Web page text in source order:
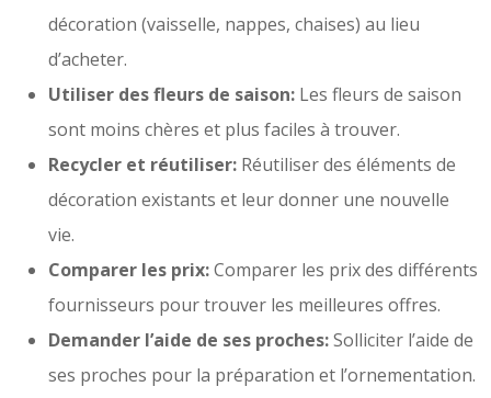
décoration (vaisselle, nappes, chaises) au lieu
d’acheter.
Utiliser des fleurs de saison: Les fleurs de saison
sont moins chères et plus faciles à trouver.
Recycler et réutiliser: Réutiliser des éléments de
décoration existants et leur donner une nouvelle
vie.
Comparer les prix:Comparer les prix des différents
fournisseurs pour trouver les meilleures offres.
Demander l’aide de ses proches:Solliciter l’aide de
ses proches pour la préparation et l’ornementation.